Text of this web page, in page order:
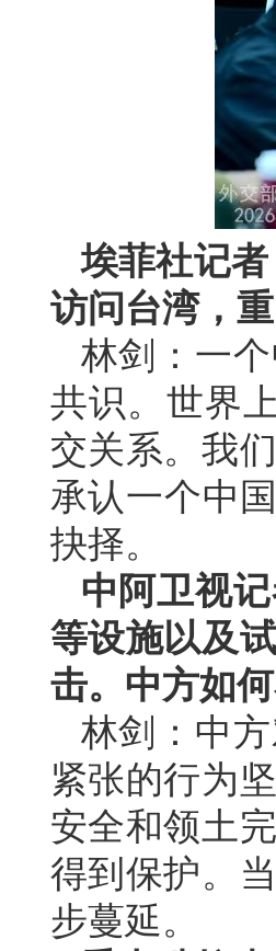
埃菲社记
访问台湾，
林剑：一
共识。世界
交关系。我
承认一个中
抉择。
中阿卫视
等设施以及
击。中方如
林剑：中
紧张的行为
安全和领土
得到保护。
步蔓延。